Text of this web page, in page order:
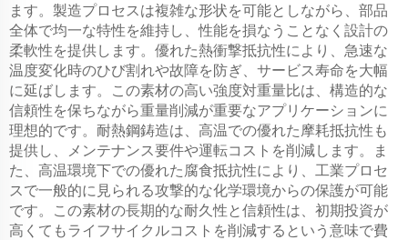
ます。製造プロセスは複雑な形状を可能としながら、部品
全体で均一な特性を維持し、性能を損なうことなく設計の
柔軟性を提供します。優れた熱衝撃抵抗性により、急速な
温度変化時のひび割れや故障を防ぎ、サービス寿命を大幅
に延ばします。この素材の高い強度対重量比は、構造的な
信頼性を保ちながら重量削減が重要なアプリケーションに
理想的です。耐熱鋼鋳造は、高温での優れた摩耗抵抗性も
提供し、メンテナンス要件や運転コストを削減します。ま
た、高温環境下での優れた腐食抵抗性により、工業プロセ
スで一般的に見られる攻撃的な化学環境からの保護が可能
です。この素材の長期的な耐久性と信頼性は、初期投資が
高くてもライフサイクルコストを削減するという意味で費